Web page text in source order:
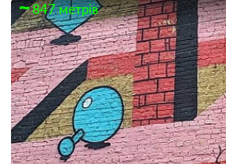
847 метрів